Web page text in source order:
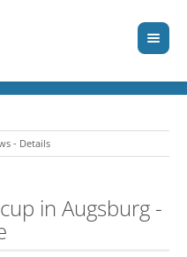
- Details
in Augsburg -